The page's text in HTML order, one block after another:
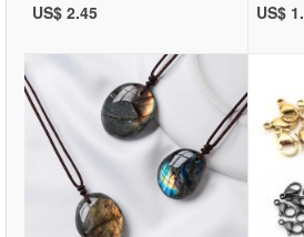
US$ 2.45 US$